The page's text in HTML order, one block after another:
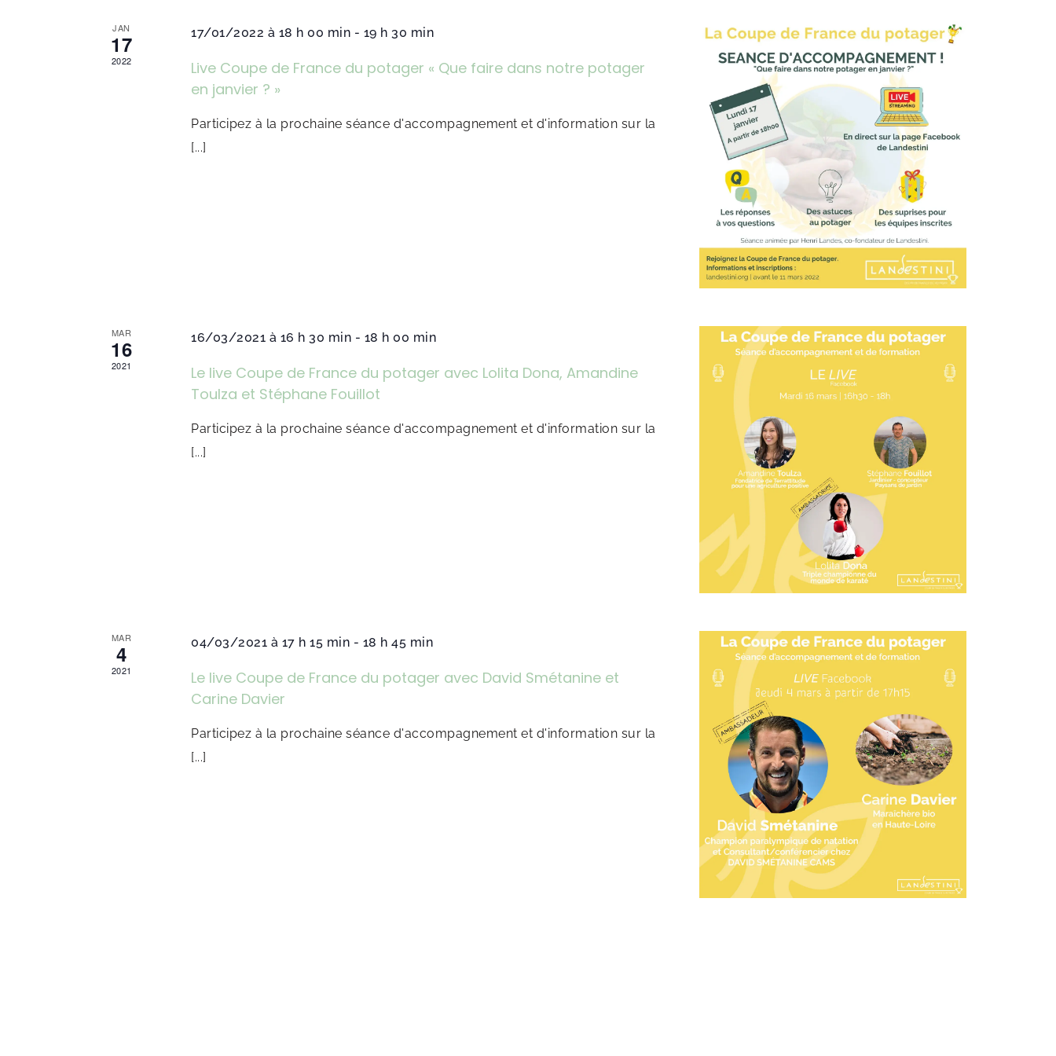
JAN
17
2022
17/01/2022 à 18 h 00 min - 19 h 30 min
Live Coupe de France du potager « Que faire dans notre potager
en janvier ? »
Participez à la prochaine séance d'accompagnement et d'information sur la
[...]
MAR
16
2021
16/03/2021 à 16 h 30 min - 18 h 00 min
Le live Coupe de France du potager avec Lolita Dona, Amandine
Toulza et Stéphane Fouillot
Participez à la prochaine séance d'accompagnement et d'information sur la
[...]
MAR
4
2021
04/03/2021 à 17 h 15 min - 18 h 45 min
Le live Coupe de France du potager avec David Smétanine et
Carine Davier
Participez à la prochaine séance d'accompagnement et d'information sur la
[...]